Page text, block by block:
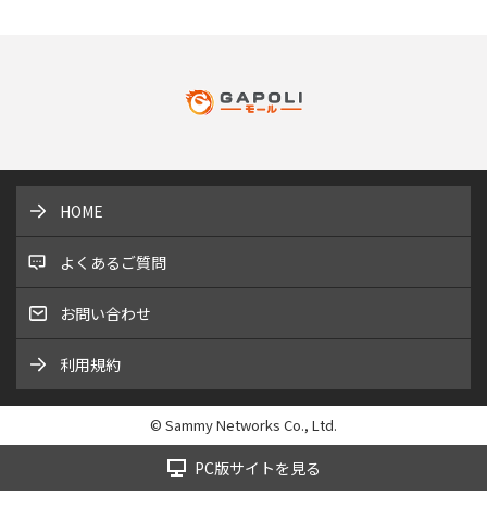
HOME
よくあるご質問
お問い合わせ
利用規約
© Sammy Networks Co., Ltd.
PC版サイトを見る